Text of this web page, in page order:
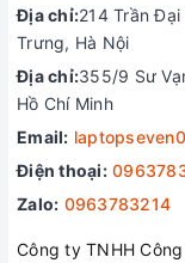
mạng LAN,
DockingPort, khe
khóa Kensington,
SmartCard.
Địa chỉ:214 Trần
Trưng, Hà Nội
Địa chỉ:355/9 Sư
Hồ Chí Minh
Email:
Điện thoại:
Zalo: 0963783214
Công ty TNHH